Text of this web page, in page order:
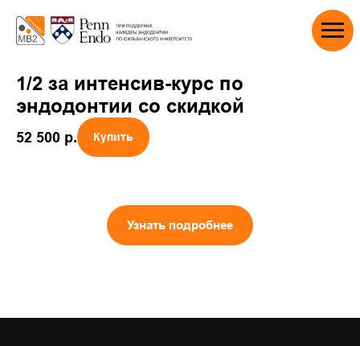
1/2 за интенсив-курс по
эндодонтии со скидкой
52 500 р. Купить
Узнать подробнее